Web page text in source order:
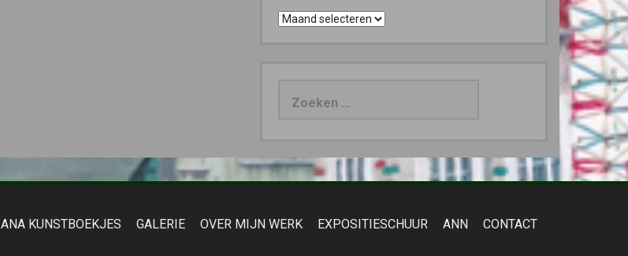
Archieven
ANA KUNSTBOEKJES GALERIE OVER MIJN WERK EXPOSITIESCHUUR ANN CONTACT